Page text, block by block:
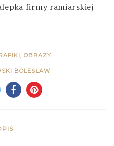
firmy ramiarskiej
, OBRAZY
BOLESŁAW